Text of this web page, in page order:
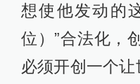
想使他发动的
位）”合法化，
必须开创一个让